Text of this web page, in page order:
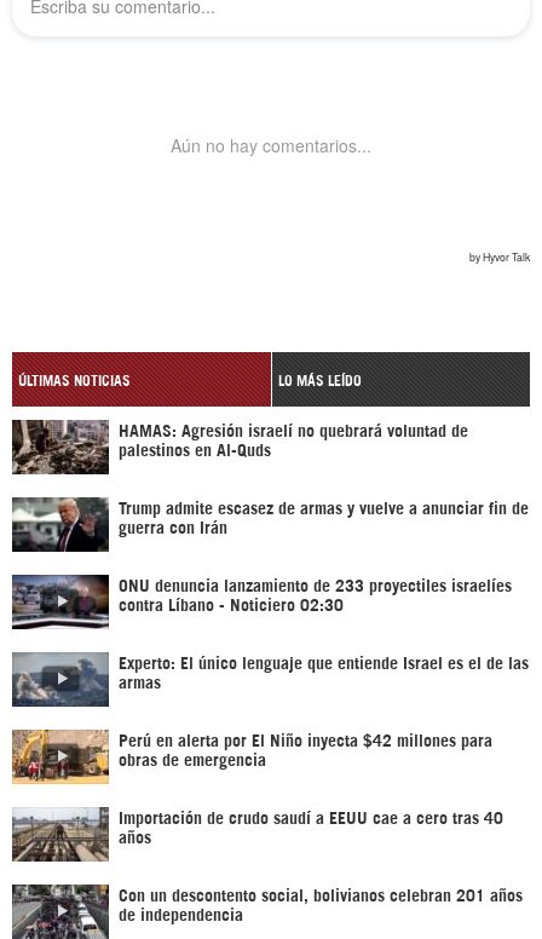
ÚLTIMAS NOTICIAS LO MÁS LEÍDO
HAMAS: Agresión israelí no quebrará voluntad de
palestinos en Al-Quds
Trump admite escasez de armas y vuelve a anunciar fin de
guerra con Irán
ONU denuncia lanzamiento de 233 proyectiles israelíes
contra Líbano - Noticiero 02:30
Experto: El único lenguaje que entiende Israel es el de las
armas
Perú en alerta por El Niño inyecta $42 millones para
obras de emergencia
Importación de crudo saudí a EEUU cae a cero tras 40
años
Con un descontento social, bolivianos celebran 201 años
de independencia